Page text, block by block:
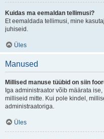
Kuidas ma eemaldan tellimusi?
Et eemaldada tellimusi, mine
juhiseid.
Üles
Manused
Millised manuse tüübid on siin
Iga administraator võib määrata
milliseid mitte. Kui pole kindel,
administraatoriga.
Üles